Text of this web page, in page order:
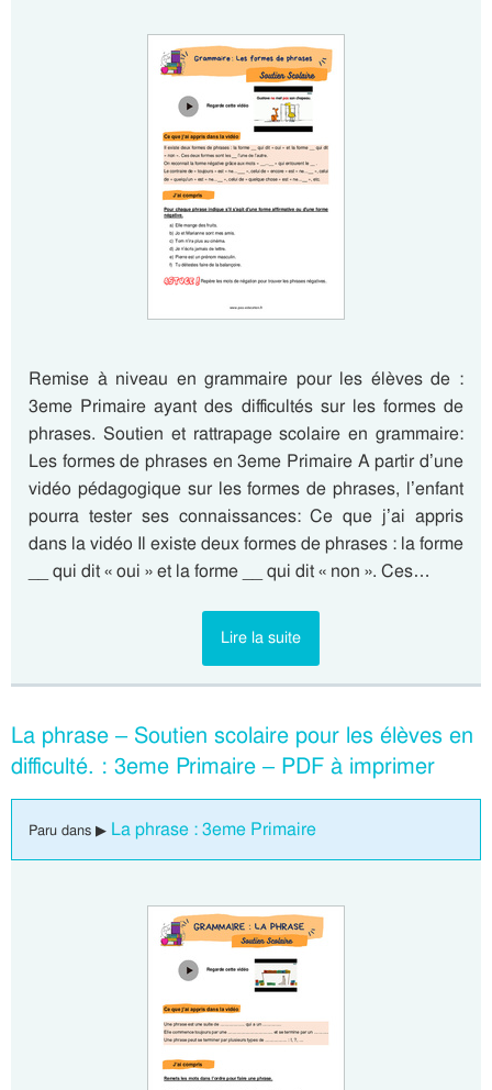
Remise à niveau en grammaire pour les élèves de :
3eme Primaire ayant des difficultés sur les formes de
phrases. Soutien et rattrapage scolaire en grammaire:
Les formes de phrases en 3eme Primaire A partir d’une
vidéo pédagogique sur les formes de phrases, l’enfant
pourra tester ses connaissances: Ce que j’ai appris
dans la vidéo Il existe deux formes de phrases : la forme
__ qui dit « oui » et la forme __ qui dit « non ». Ces…
Lire la suite
La phrase – Soutien scolaire pour les élèves en
difficulté. : 3eme Primaire – PDF à imprimer
Paru dans ▶ La phrase : 3eme Primaire